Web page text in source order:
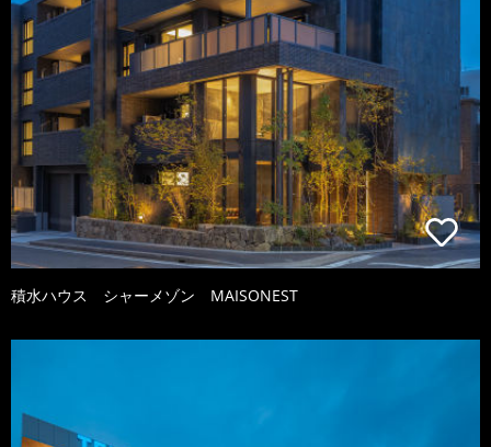
積水ハウス シャーメゾン MAISONEST